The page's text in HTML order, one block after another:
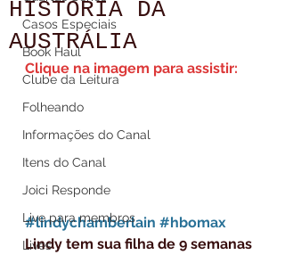
Casos Especiais
Book Haul
Clube da Leitura
Folheando
Informações do Canal
Itens do Canal
Joici Responde
Live para membros
Lives
HISTÓRIA DA
AUSTRÁLIA
Clique na imagem para assistir:
#lindychamberlain #hbomax
Lindy tem sua filha de 9 semanas